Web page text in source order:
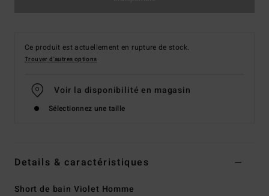
Ce produit est actuellement en rupture de stock.
Trouver d'autres options
Voir la disponibilité en magasin
Sélectionnez une taille
Details & caractéristiques
Short de bain Violet Homme